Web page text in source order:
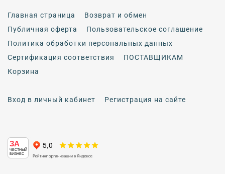
Главная страница
Возврат и обмен
Публичная оферта
Пользовательское соглашение
Политика обработки персональных данных
Сертификация соответствия
ПОСТАВЩИКАМ
Корзина
Вход в личный кабинет Регистрация на сайте
ЗА
ЧЕСТНЫЙ
БИЗНЕС